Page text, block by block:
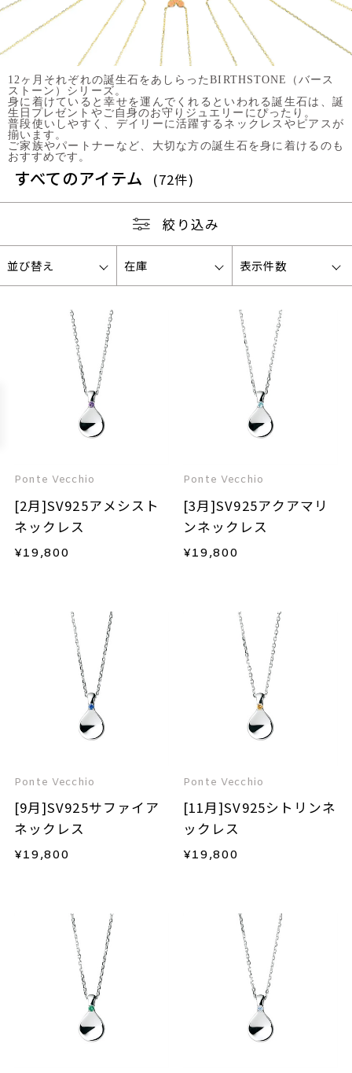
12ヶ月それぞれの誕生石をあしらったBIRTHSTONE（バース
ストーン）シリーズ。
身に着けていると幸せを運んでくれるといわれる誕生石は、誕
生日プレゼントやご自身のお守りジュエリーにぴったり。
普段使いしやすく、デイリーに活躍するネックレスやピアスが
揃います。
ご家族やパートナーなど、大切な方の誕生石を身に着けるのも
おすすめです。
すべてのアイテム (72件)
絞り込み
並び替え 在庫 表示件数
Ponte Vecchio
[2月]SV925アメシスト
ネックレス
¥19,800
Ponte Vecchio
[3月]SV925アクアマリ
ンネックレス
¥19,800
Ponte Vecchio
[9月]SV925サファイア
ネックレス
¥19,800
Ponte Vecchio
[11月]SV925シトリンネ
ックレス
¥19,800